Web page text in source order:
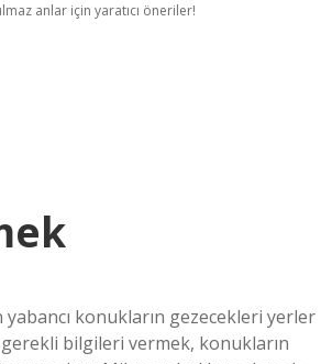
anlar için yaratıcı öneriler!
konukların gezecekleri yerler
bilgileri vermek, konukların